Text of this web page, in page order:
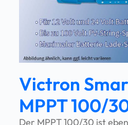
Victron
MPPT 100/
Der MPPT 100/30 ist